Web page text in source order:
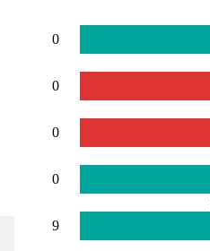
0
0
0
0
9